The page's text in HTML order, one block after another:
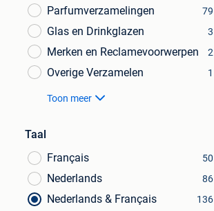
Parfumverzamelingen
79
Glas en Drinkglazen 3
Merken en Reclamevoorwerpen 2
Overige Verzamelen 1
Toon meer
Taal
Français
50
Nederlands 86
Nederlands & Français 136